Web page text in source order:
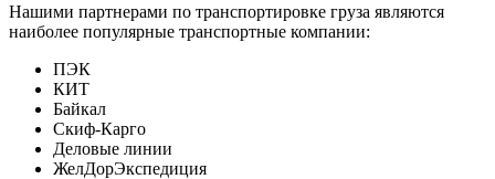
Нашими партнерами по транспортировке груза являются
наиболее популярные транспортные компании:
ПЭК
КИТ
Байкал
Скиф-Карго
Деловые линии
ЖелДорЭкспедиция